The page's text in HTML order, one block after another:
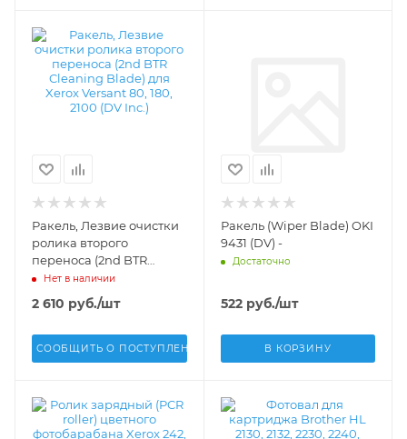
Ракель, Лезвие очистки
ролика второго
переноса (2nd BTR
Cleaning Blade) для
Xerox Versant 80, 180,
2100 (DV Inc.) -
Нет в наличии
2 610 руб./шт
СООБЩИТЬ О ПОСТУПЛЕНИИ
Ракель (Wiper Blade) OKI
9431 (DV) -
Достаточно
522руб./шт
В КОРЗИНУ